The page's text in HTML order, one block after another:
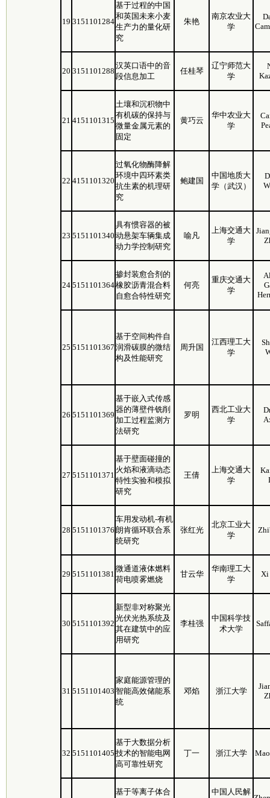
19 3151101284
基于过程的中国
和英国未来小麦
生产力的量化研
究
朱艳
南京农业大
学
20 3151101288
汉英口语中的音
段信息加工
任桂琴
辽宁师范大
学
21 4151101315
土壤和沉积物中
有机碳的保持与
微量金属元素的
固定
黄巧云
华中农业大
学
22 4151101320
过氧化物酶降解
环境中四环素类
抗生素的机理研
究
鲍建国
中国地质大
学（武汉）
23 5151101340
具有惯容器的被
动悬架车辆集成
动力学控制研究
喻凡
上海交通大
学
24 5151101364
掺封装愈合剂的
橡胶沥青混合料
自愈合特性研究
何亮
重庆交通大
学
25 5151101367
基于空间构件自
润滑碳膜的微结
构及性能研究
周升国
江西理工大
学
26 5151101369
基于嵌入式传感
器的薄壁件铣削
加工过程监测方
法研究
罗明
西北工业大
学
27 5151101371
基于壁面碰撞的
火焰和液滴动态
特性实验和模拟
研究
王倩
上海交通大
学
28 5151101376
车用发动机-有机
朗肯循环联合系
统研究
张红光
北京工业大
学
29 5151101381
微通道液体燃料
荷电喷雾燃烧
甘云华
华南理工大
学
Xi
30 5151101392
新型非对称聚光
光伏光热系统及
其在建筑中的应
用研究
李桂强
中国科学技
术大学
31 5151101403
家庭能源管理的
智能高效储能系
统
邓焰 浙江大学
32 5151101405
基于大数据分析
技术的智能电网
高可靠性研究
丁一 浙江大学
基于等离子体合 中国人民解